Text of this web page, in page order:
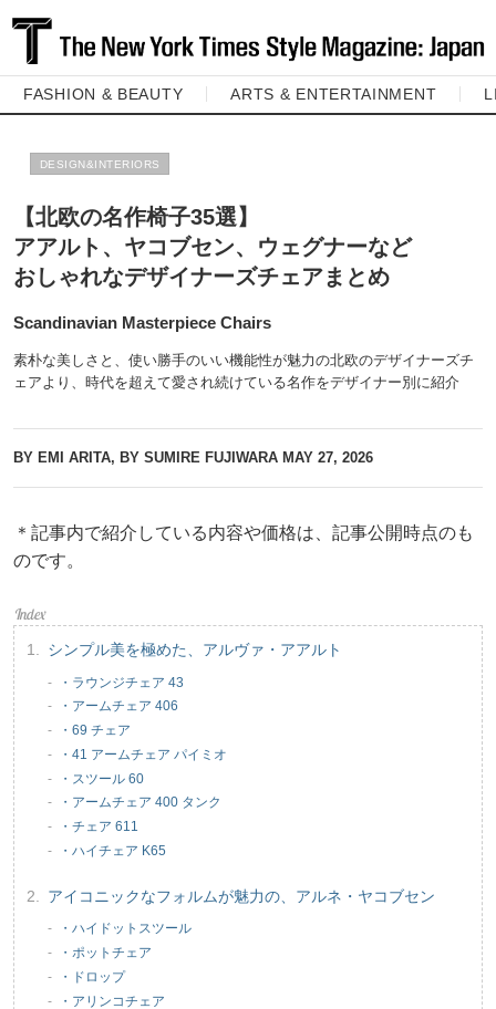
FASHION & BEAUTY ARTS & ENTERTAINMENT
DESIGN&INTERIORS
【北欧の名作椅子35選】
アアルト、ヤコブセン、ウェグナーなど
おしゃれなデザイナーズチェアまとめ
Scandinavian Masterpiece Chairs
素朴な美しさと、使い勝手のいい機能性が魅力の北欧のデザイナーズチ
ェアより、時代を超えて愛され続けている名作をデザイナー別に紹介
BY EMI ARITA, BY SUMIRE FUJIWARA MAY 27, 2026
＊記事内で紹介している内容や価格は、記事公開時点のも
のです。
シンプル美を極めた、アルヴァ・アアルト
・ラウンジチェア 43
・アームチェア 406
・69 チェア
・41 アームチェア パイミオ
・スツール 60
・アームチェア 400 タンク
・チェア 611
・ハイチェア K65
アイコニックなフォルムが魅力の、アルネ・ヤコブセン
・ハイドットスツール
・ポットチェア
・ドロップ
・アリンコチェア